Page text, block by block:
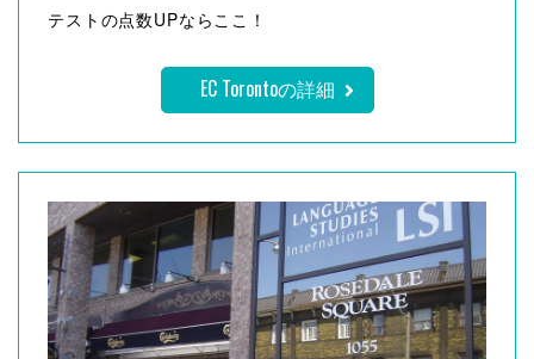
テストの点数UPならここ！
EC Torontoの詳細